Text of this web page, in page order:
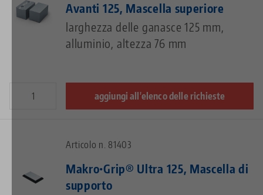
Avanti 125, Mascella superiore
larghezza delle ganasce 125 mm,
alluminio, altezza 76 mm
aggiungi all'elenco delle richieste
Articolo n. 81403
Makro•Grip® Ultra 125, Mascella di
supporto